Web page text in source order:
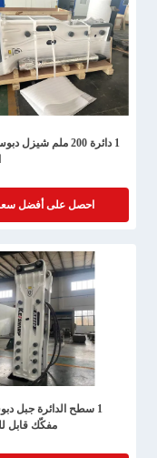
1 دائرة 200 ملم
احصل على أفضل
1 سطح الدائرة جبل
مفكّك قابل